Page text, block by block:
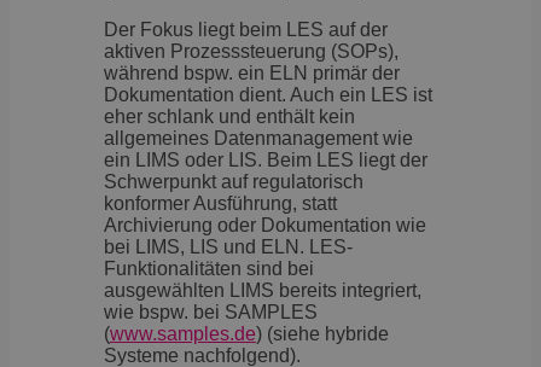
Der Fokus liegt beim LES auf der
aktiven Prozesssteuerung (SOPs),
während bspw. ein ELN primär der
Dokumentation dient. Auch ein LES ist
eher schlank und enthält kein
allgemeines Datenmanagement wie
ein LIMS oder LIS. Beim LES liegt der
Schwerpunkt auf regulatorisch
konformer Ausführung, statt
Archivierung oder Dokumentation wie
bei LIMS, LIS und ELN. LES-
Funktionalitäten sind bei
ausgewählten LIMS bereits integriert,
wie bspw. bei SAMPLES
(www.samples.de) (siehe hybride
Systeme nachfolgend).